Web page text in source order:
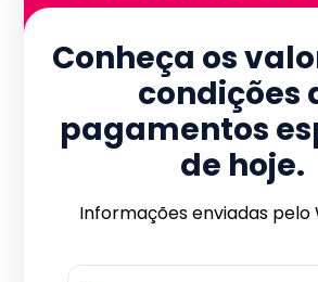
Conheça os
condições
pagamentos
de hoje.
Informações enviadas pelo